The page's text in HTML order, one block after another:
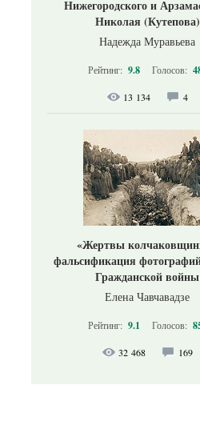
Нижегородского и
Николая (Кутепова)
Надежда Муравьева
Рейтинг: 9.8 Голосов:
13 134 4
«Жертвы
фальсификация
Гражданской войны
Елена Чавчавадзе
Рейтинг: 9.1 Голосов:
32 468 169